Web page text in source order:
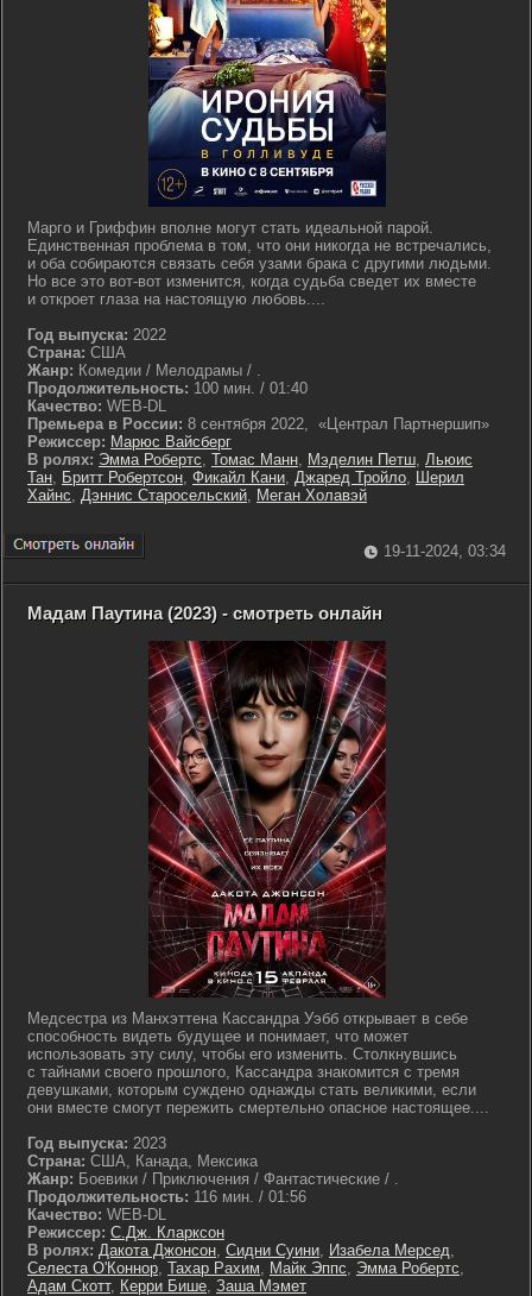
Марго и Гриффин вполне могут стать идеальной парой.
Единственная проблема в том, что они никогда не встречались,
и оба собираются связать себя узами брака с другими людьми.
Но все это вот-вот изменится, когда судьба сведет их вместе
и откроет глаза на настоящую любовь....
Год выпуска: 2022
Страна: США
Жанр: Комедии / Мелодрамы / .
Продолжительность: 100 мин. / 01:40
Качество: WEB-DL
Премьера в России: 8 сентября 2022, «Централ Партнершип»
Режиссер: Марюс Вайсберг
В ролях: Эмма Робертс, Томас Манн, Мэделин Петш, Льюис
Тан, Бритт Робертсон, Фикайл Кани, Джаред Тройло, Шерил
Хайнс, Дэннис Старосельский, Меган Холавэй
19-11-2024, 03:34
Мадам Паутина (2023) - смотреть онлайн
Медсестра из Манхэттена Кассандра Уэбб открывает в себе
способность видеть будущее и понимает, что может
использовать эту силу, чтобы его изменить. Столкнувшись
с тайнами своего прошлого, Кассандра знакомится с тремя
девушками, которым суждено однажды стать великими, если
они вместе смогут пережить смертельно опасное настоящее....
Год выпуска: 2023
Страна: США, Канада, Мексика
Жанр: Боевики / Приключения / Фантастические / .
Продолжительность: 116 мин. / 01:56
Качество: WEB-DL
Режиссер: С.Дж. Кларксон
В ролях: Дакота Джонсон, Сидни Суини, Изабела Мерсед,
Селеста О'Коннор, Тахар Рахим, Майк Эппс, Эмма Робертс,
Адам Скотт, Керри Бише, Заша Мэмет